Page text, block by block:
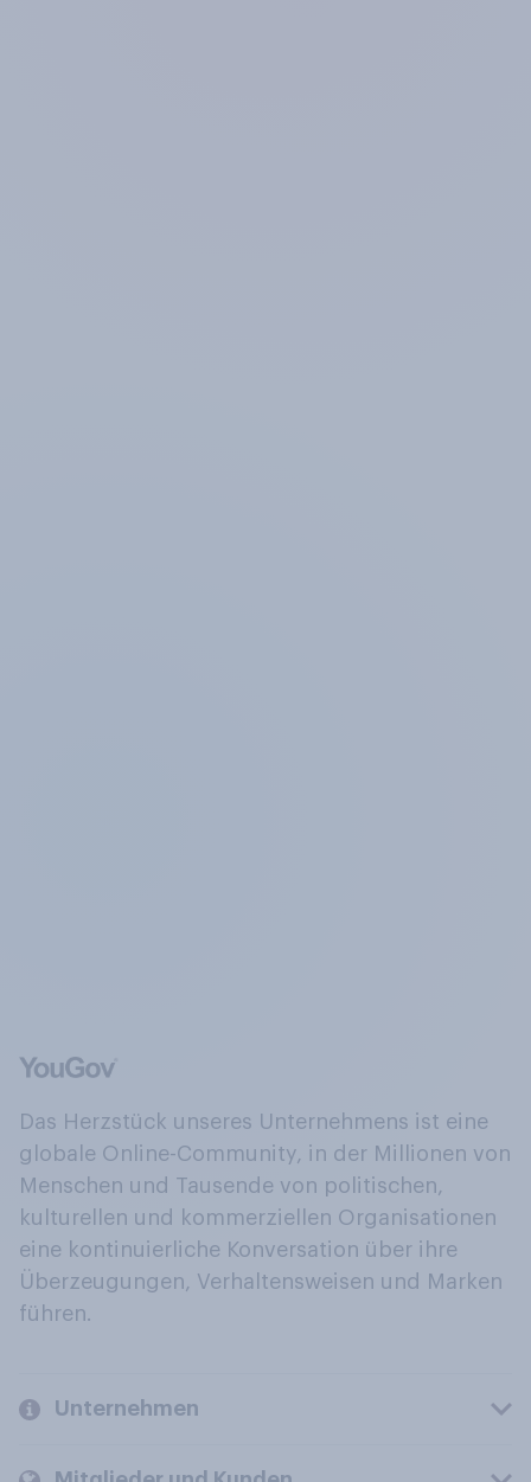
Das Herzstück unseres Unternehmens ist eine
globale Online-Community, in der Millionen von
Menschen und Tausende von politischen,
kulturellen und kommerziellen Organisationen
eine kontinuierliche Konversation über ihre
Überzeugungen, Verhaltensweisen und Marken
führen.
Unternehmen